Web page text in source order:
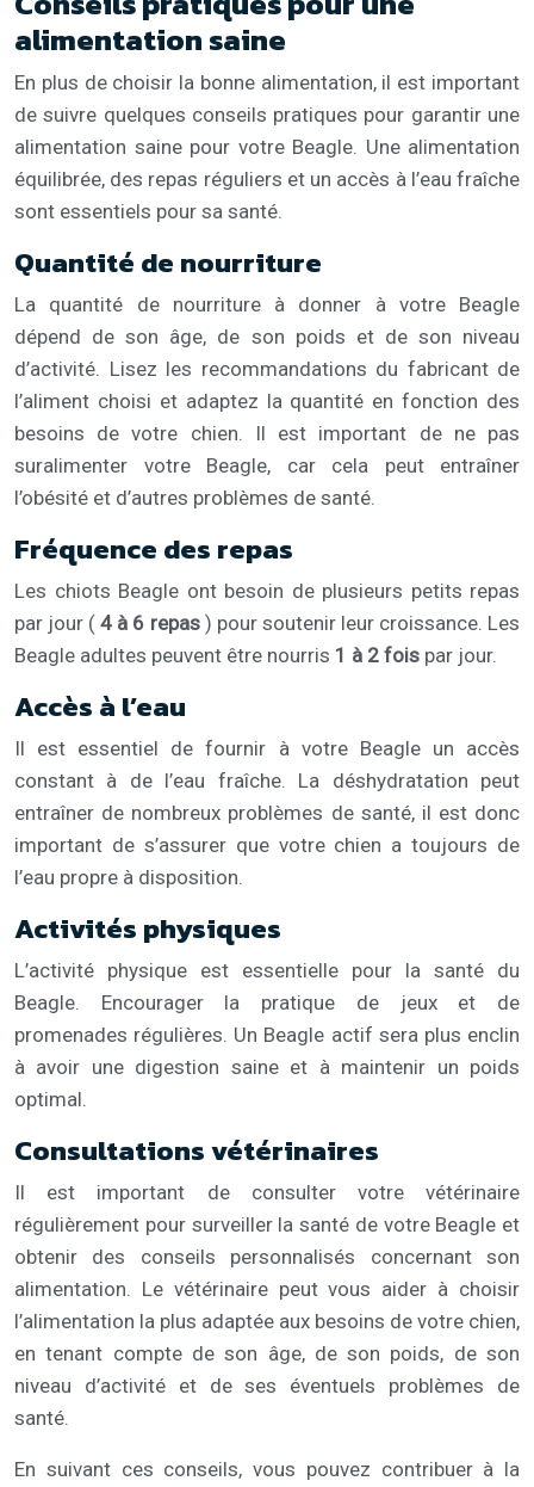
alimentation saine
En plus de choisir la bonne alimentation, il est important
de suivre quelques conseils pratiques pour garantir une
alimentation saine pour votre Beagle. Une alimentation
équilibrée, des repas réguliers et un accès à l’eau fraîche
sont essentiels pour sa santé.
Quantité de nourriture
La quantité de nourriture à donner à votre Beagle
dépend de son âge, de son poids et de son niveau
d’activité. Lisez les recommandations du fabricant de
l’aliment choisi et adaptez la quantité en fonction des
besoins de votre chien. Il est important de ne pas
suralimenter votre Beagle, car cela peut entraîner
l’obésité et d’autres problèmes de santé.
Fréquence des repas
Les chiots Beagle ont besoin de plusieurs petits repas
par jour (4 à 6 repas ) pour soutenir leur croissance. Les
Beagle adultes peuvent être nourris 1 à 2 fois par jour.
Accès à l’eau
Il est essentiel de fournir à votre Beagle un accès
constant à de l’eau fraîche. La déshydratation peut
entraîner de nombreux problèmes de santé, il est donc
important de s’assurer que votre chien a toujours de
l’eau propre à disposition.
Activités physiques
L’activité physique est essentielle pour la santé du
Beagle. Encourager la pratique de jeux et de
promenades régulières. Un Beagle actif sera plus enclin
à avoir une digestion saine et à maintenir un poids
optimal.
Consultations vétérinaires
Il est important de consulter votre vétérinaire
régulièrement pour surveiller la santé de votre Beagle et
obtenir des conseils personnalisés concernant son
alimentation. Le vétérinaire peut vous aider à choisir
l’alimentation la plus adaptée aux besoins de votre chien,
en tenant compte de son âge, de son poids, de son
niveau d’activité et de ses éventuels problèmes de
santé.
En suivant ces conseils, vous pouvez contribuer à la